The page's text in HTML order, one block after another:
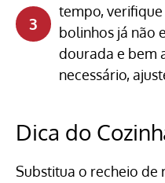
tempo,
bolinhos já não
dourada e bem
necessário,
Dica do
Substitua o recheio